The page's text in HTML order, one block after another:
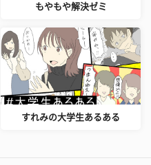
もやもや解決ゼミ
すれみの大学生あるある